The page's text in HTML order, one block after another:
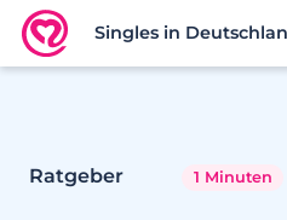
Neu.de
Singles in
Ratgeber 1 Minuten